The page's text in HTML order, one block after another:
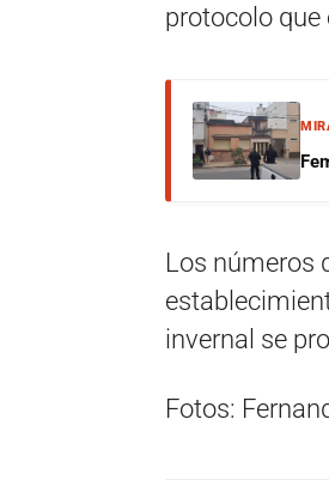
protocolo
Los números
invernal se
Fotos: